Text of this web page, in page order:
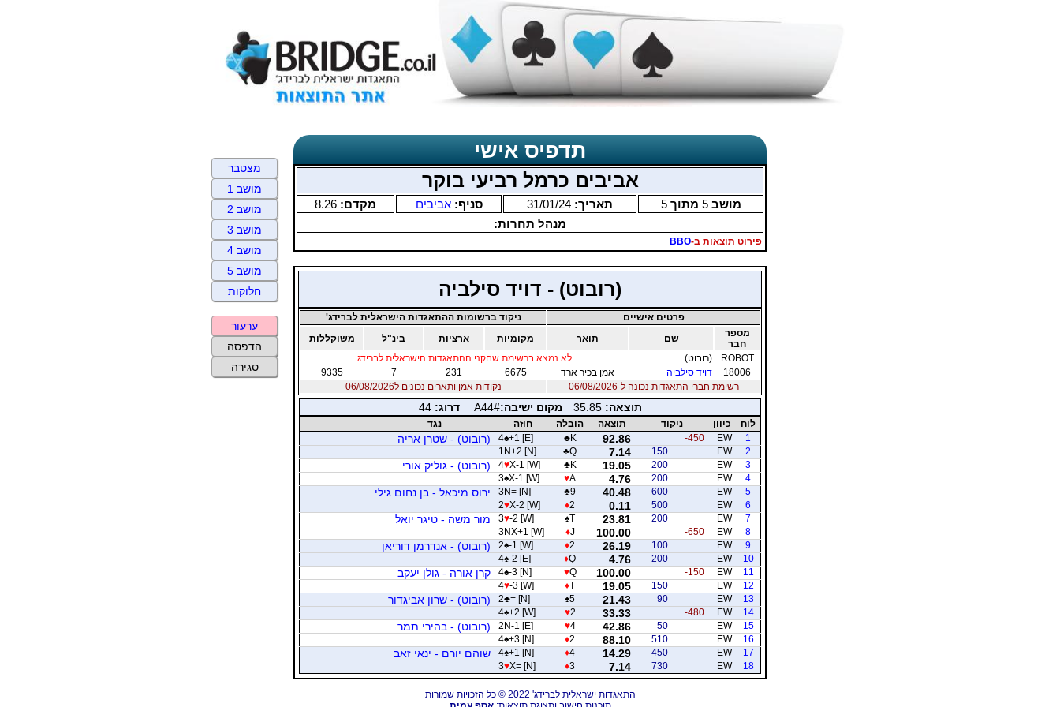
תדפיס אישי
אביבים כרמל רביעי בוקר
מושב5 מתוך5 תאריך: 31/01/24 סניף:אביבים מקדם: 8.26
מנהל תחרות:
פירוט תוצאות ב-BBO
(רובוט) - דויד סילביה
פרטים אישיים
ניקוד ברשומות ההתאגדות הישראלית לברידג'
מספר
חבר
שם תואר מקומיות ארציות בינ"ל
משוקללות
ROBOT
(רובוט)
לא נמצא ברשימת שחקני ההתאגדות הישראלית לברידג
18006
דויד סילביה אמן בכיר ארד 6675
231
7
9335
רשימת חברי התאגדות נכונה ל-06/08/2026
נקודות אמן ותארים נכונים ל06/08/2026
תוצאה:35.85 מקום ישיבה:A44# דרוג:44
לוח כיוון ניקוד תוצאה הובלה חוזה
נגד
1
EW
-450
92.86
♣K
4♠+1 [E] (רובוט) - שטרן אריה
2
EW
150
7.14
♣Q
1N+2 [N]
3
EW
200
19.05
♣K
4♥X-1 [W] (רובוט) - גוליק אורי
4
EW
200
4.76
♥A
3♠X-1 [W]
5
EW
600
40.48
♣9
3N= [N] ירוס מיכאל - בן נחום גילי
6
EW
500
0.11
♦2
2♥X-2 [W]
7
EW
200
23.81
♠T
3♥-2 [W] מור משה - טיגר יואל
8
EW
-650
100.00
♦J
3NX+1 [W]
9
EW
100
26.19
♦2
2♠-1 [W] (רובוט) - אנדרמן דוריאן
10
EW
200
4.76
♦Q
4♠-2 [E]
11
EW
-150
100.00
♥Q
4♠-3 [N] קרן אורה - גולן יעקב
12
EW
150
19.05
♦T
4♥-3 [W]
13
EW
90
21.43
♠5
2♣= [N] (רובוט) - שרון אביגדור
14
EW
-480
33.33
♥2
4♠+2 [W]
15
EW
50
42.86
♥4
2N-1 [E] (רובוט) - בהירי תמר
16
EW
510
88.10
♦2
4♠+3 [N]
17
EW
450
14.29
♦4
4♠+1 [N] שוהם יורם - ינאי זאב
18
EW
730
7.14
♦3
3♥X= [N]
התאגדות ישראלית לברידג' 2022 © כל הזכויות שמורות
מצטבר
מושב 1
מושב 2
מושב 3
מושב 4
מושב 5
חלוקות
ערעור
הדפסה
סגירה